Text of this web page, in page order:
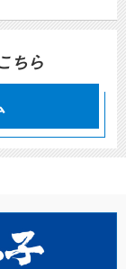
ちら